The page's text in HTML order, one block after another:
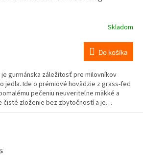
Skladom
Do košíka
gurmánska záležitosť pre milovníkov
jedla. Ide o prémiové hovädzie z grass-fed
pečeniu neuveriteľne mäkké a
čisté zloženie bez zbytočností a je
použitie. Počas pár minút s ním vykúzlite